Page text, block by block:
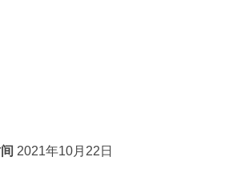
2021年10月22日